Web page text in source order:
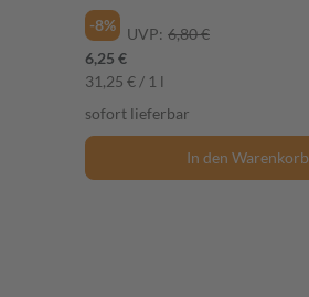
-8%
UVP: 6,80 €
6,25 €
31,25 € / 1 l
sofort lieferbar
In den Warenkorb